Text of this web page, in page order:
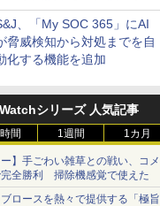
スを提供
、「My SOC 365」にAI
脅威検知から対処までを自
化する機能を追加
シリーズ 人気記事
間 1週間 1カ月
ー】手ごわい雑草との戦い、コメ
完全勝利 掃除機感覚で使えた
ロースを熱々で提供する「極旨